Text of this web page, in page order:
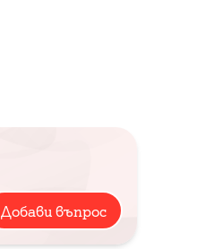
Добави въпрос